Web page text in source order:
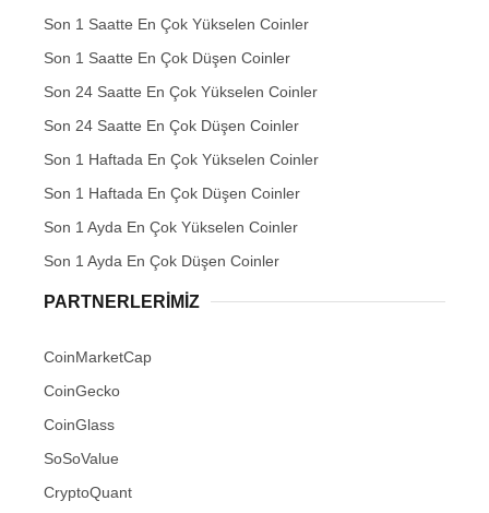
Son 1 Saatte En Çok Yükselen Coinler
Son 1 Saatte En Çok Düşen Coinler
Son 24 Saatte En Çok Yükselen Coinler
Son 24 Saatte En Çok Düşen Coinler
Son 1 Haftada En Çok Yükselen Coinler
Son 1 Haftada En Çok Düşen Coinler
Son 1 Ayda En Çok Yükselen Coinler
Son 1 Ayda En Çok Düşen Coinler
PARTNERLERIMIZ
CoinMarketCap
CoinGecko
CoinGlass
SoSoValue
CryptoQuant